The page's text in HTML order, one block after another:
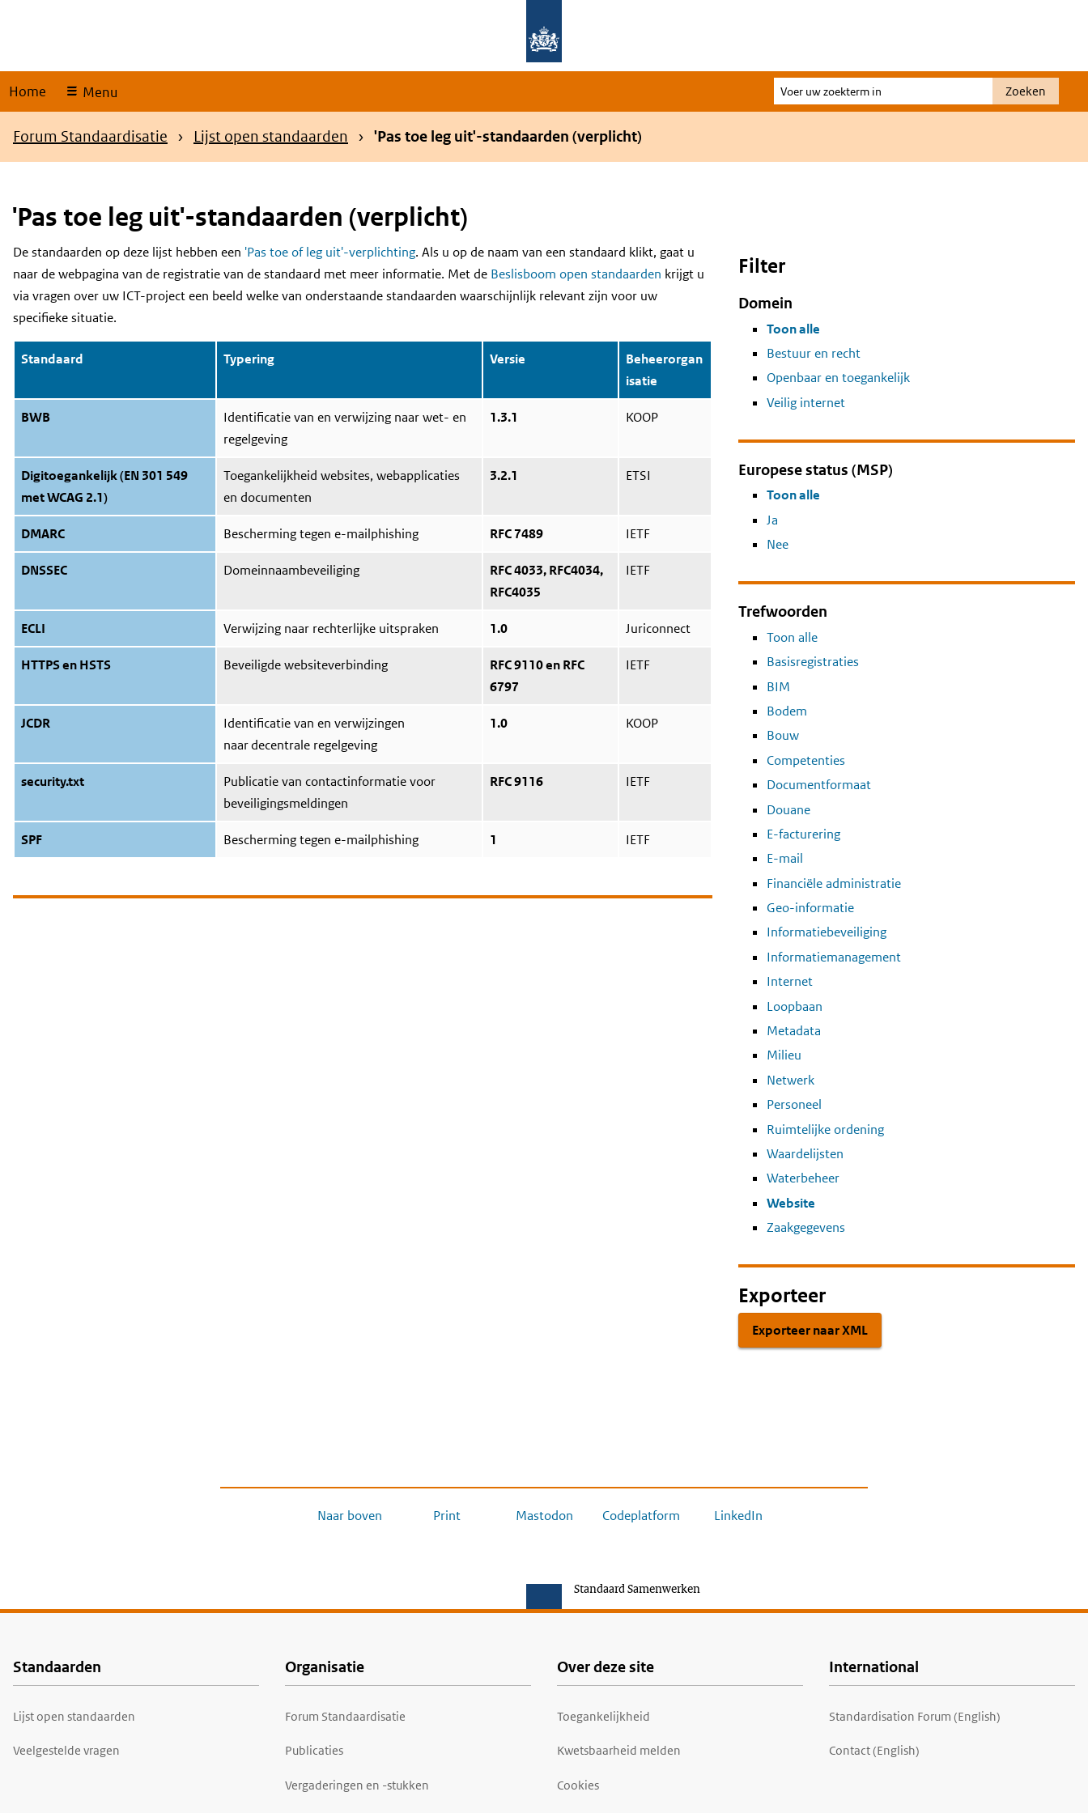
Home Menu
Voer
uw
Zoeken
Kruimelpad
Forum Standaardisatie Lijst open standaarden 'Pas toe leg uit'-standaarden (verplicht)
'Pas toe leg uit'-standaarden (verplicht)
Content
De standaarden op deze lijst hebben een 'Pas toe of leg uit'-verplichting. Als u op de naam van een standaard klikt, gaat u
naar de webpagina van de registratie van de standaard met meer informatie. Met de Beslisboom open standaarden krijgt u
via vragen over uw ICT-project een beeld welke van onderstaande standaarden waarschijnlijk relevant zijn voor uw
specifieke situatie.
Standaard Typering Versie
Beheerorgan
isatie
BWB
Identificatie van en verwijzing naar wet- en
regelgeving
1.3.1 KOOP
Digitoegankelijk (EN 301 549
met WCAG 2.1)
Toegankelijkheid websites, webapplicaties
en documenten
3.2.1 ETSI
DMARC Bescherming tegen e-mailphishing RFC 7489 IETF
DNSSEC Domeinnaambeveiliging
RFC 4033, RFC4034,
RFC4035
IETF
ECLI Verwijzing naar rechterlijke uitspraken 1.0 Juriconnect
HTTPS en HSTS Beveiligde websiteverbinding
RFC 9110 en RFC
6797
IETF
JCDR
Identificatie van en verwijzingen
naar decentrale regelgeving
1.0 KOOP
security.txt
Publicatie van contactinformatie voor
beveiligingsmeldingen
RFC 9116 IETF
SPF Bescherming tegen e-mailphishing 1 IETF
Filter
Domein
Toon alle
Bestuur en recht
Openbaar en toegankelijk
Veilig internet
Europese status (MSP)
Toon alle
Ja
Nee
Trefwoorden
Toon alle
Basisregistraties
BIM
Bodem
Bouw
Competenties
Documentformaat
Douane
E-facturering
E-mail
Financiële administratie
Geo-informatie
Informatiebeveiliging
Informatiemanagement
Internet
Loopbaan
Metadata
Milieu
Netwerk
Personeel
Ruimtelijke ordening
Waardelijsten
Waterbeheer
Website
Zaakgegevens
Exporteer
Exporteer naar XML
Naar boven Print Mastodon Codeplatform LinkedIn
Standaard Samenwerken
Voet
Standaarden
Lijst open standaarden
Veelgestelde vragen
Organisatie
Forum Standaardisatie
Publicaties
Vergaderingen en -stukken
Over deze site
Toegankelijkheid
Kwetsbaarheid melden
Cookies
International
Standardisation Forum (English)
Contact (English)